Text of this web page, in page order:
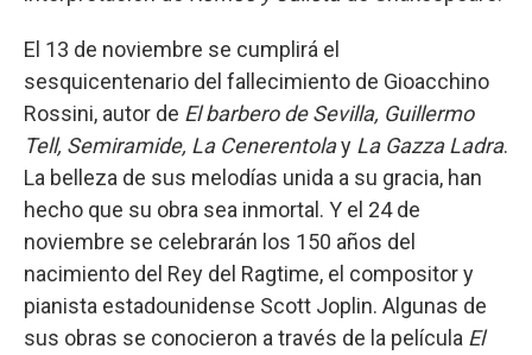
El 13 de noviembre se cumplirá el
sesquicentenario del fallecimiento de Gioacchino
Rossini, autor de El barbero de Sevilla, Guillermo
Tell, Semiramide, La Cenerentolay La Gazza Ladra.
La belleza de sus melodías unida a su gracia, han
hecho que su obra sea inmortal. Y el 24 de
noviembre se celebrarán los 150 años del
nacimiento del Rey del Ragtime, el compositor y
pianista estadounidense Scott Joplin. Algunas de
sus obras se conocieron a través de la película El